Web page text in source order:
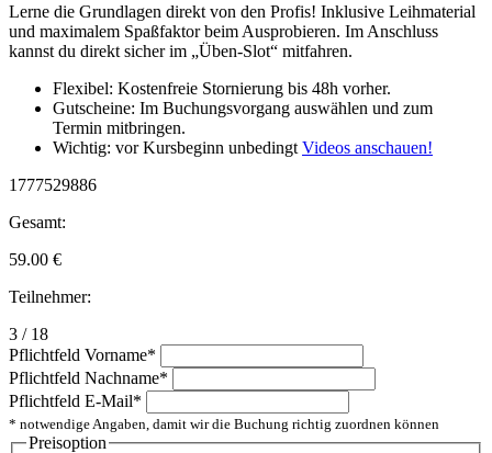
Lerne die Grundlagen direkt von den Profis! Inklusive Leihmaterial
und maximalem Spaßfaktor beim Ausprobieren. Im Anschluss
kannst du direkt sicher im „Üben-Slot“ mitfahren.
Flexibel: Kostenfreie Stornierung bis 48h vorher.
Gutscheine: Im Buchungsvorgang auswählen und zum
Termin mitbringen.
Wichtig: vor Kursbeginn unbedingt Videos anschauen!
1777529886
Gesamt:
59.00 €
Teilnehmer:
3 / 18
Pflichtfeld Vorname*
Pflichtfeld Nachname*
Pflichtfeld E-Mail*
* notwendige Angaben, damit wir die Buchung richtig zuordnen können
Preisoption